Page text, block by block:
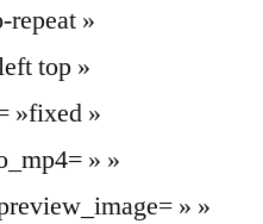
repeat »
top »
»fixed »
» »
» »